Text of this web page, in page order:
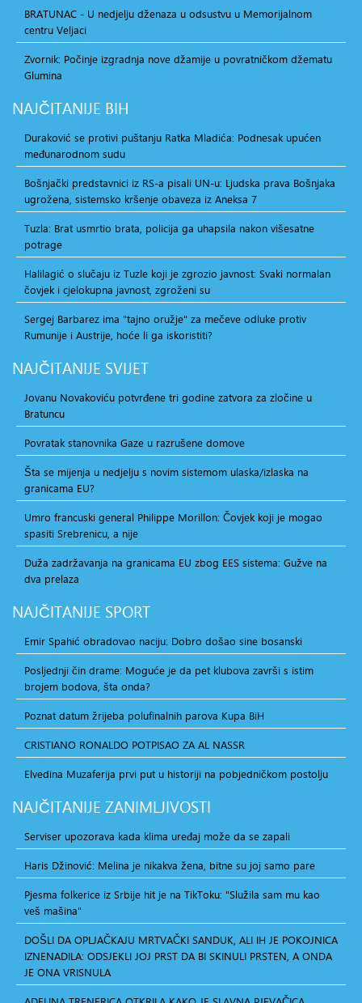
BRATUNAC - U nedjelju dženaza u odsustvu u Memorijalnom
centru Veljaci
Zvornik: Počinje izgradnja nove džamije u povratničkom džematu
Glumina
NAJČITANIJE BIH
Duraković se protivi puštanju Ratka Mladića: Podnesak upućen
međunarodnom sudu
Bošnjački predstavnici iz RS-a pisali UN-u: Ljudska prava Bošnjaka
ugrožena, sistemsko kršenje obaveza iz Aneksa 7
Tuzla: Brat usmrtio brata, policija ga uhapsila nakon višesatne
potrage
Halilagić o slučaju iz Tuzle koji je zgrozio javnost: Svaki normalan
čovjek i cjelokupna javnost, zgroženi su
Sergej Barbarez ima "tajno oružje" za mečeve odluke protiv
Rumunije i Austrije, hoće li ga iskoristiti?
NAJČITANIJE SVIJET
Jovanu Novakoviću potvrđene tri godine zatvora za zločine u
Bratuncu
Povratak stanovnika Gaze u razrušene domove
Šta se mijenja u nedjelju s novim sistemom ulaska/izlaska na
granicama EU?
Umro francuski general Philippe Morillon: Čovjek koji je mogao
spasiti Srebrenicu, a nije
Duža zadržavanja na granicama EU zbog EES sistema: Gužve na
dva prelaza
NAJČITANIJE SPORT
Emir Spahić obradovao naciju: Dobro došao sine bosanski
Posljednji čin drame: Moguće je da pet klubova završi s istim
brojem bodova, šta onda?
Poznat datum žrijeba polufinalnih parova Kupa BiH
CRISTIANO RONALDO POTPISAO ZA AL NASSR
Elvedina Muzaferija prvi put u historiji na pobjedničkom postolju
NAJČITANIJE ZANIMLJIVOSTI
Serviser upozorava kada klima uređaj može da se zapali
Haris Džinović: Melina je nikakva žena, bitne su joj samo pare
Pjesma folkerice iz Srbije hit je na TikToku: "Služila sam mu kao
veš mašina"
DOŠLI DA OPLJAČKAJU MRTVAČKI SANDUK, ALI IH JE POKOJNICA
IZNENADILA: ODSJEKLI JOJ PRST DA BI SKINULI PRSTEN, A ONDA
JE ONA VRISNULA